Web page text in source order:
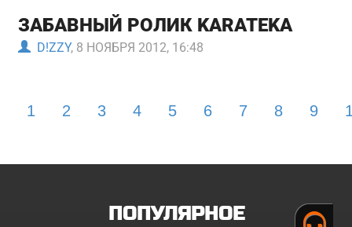
ЗАБАВНЫЙ РОЛИК KARATEKA
D!ZZY, 8 НОЯБРЯ 2012, 16:48
1 2 3 4 5 6 7 8 9
ПОПУЛЯРНОЕ